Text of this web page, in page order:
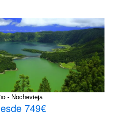
- Nochevieja
749€